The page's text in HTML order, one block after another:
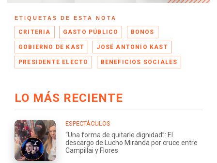
ETIQUETAS DE ESTA NOTA
CRITERIA GASTO PÚBLICO BONOS
GOBIERNO DE KAST JOSÉ ANTONIO KAST
PRESIDENTE ELECTO BENEFICIOS SOCIALES
LO MÁS RECIENTE
ESPECTÁCULOS
“Una forma de quitarle dignidad”: El
descargo de Lucho Miranda por cruce entre
Campillai y Flores